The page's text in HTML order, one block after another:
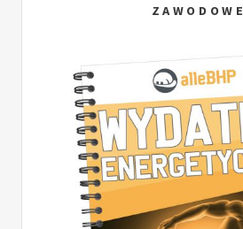
ZAWODOWE